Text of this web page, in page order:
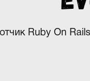
Ruby On